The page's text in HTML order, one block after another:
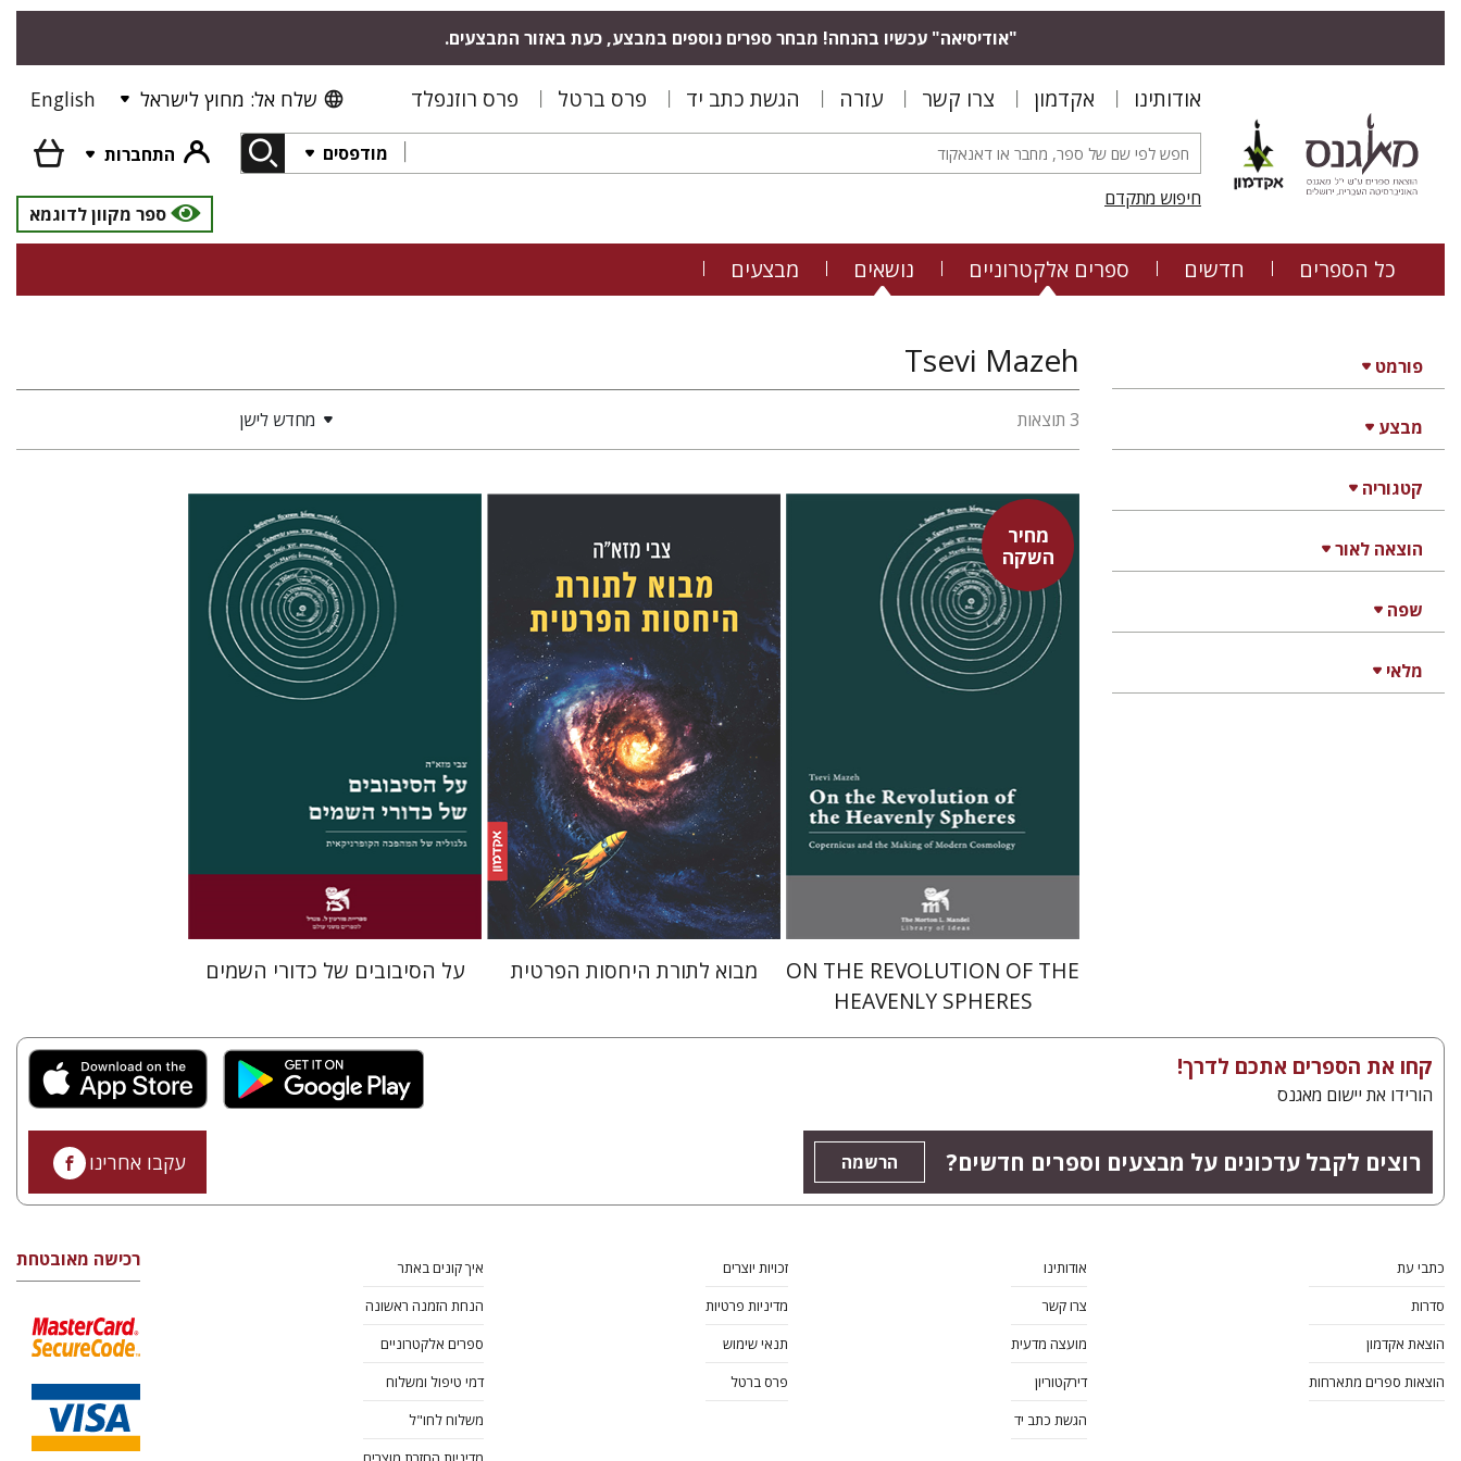
"אודיסיאה" עכשיו בהנחה! מבחר ספרים נוספים במבצע, כעת באזור המבצעים.
אודותינו אקדמון צרו קשר עזרה הגשת כתב יד פרס ברטל פרס רוזנפלד שלח אל: מחוץ לישראל English
מודפסים
התחברות
חיפוש מתקדם
ספר מקוון לדוגמא
כל הספרים חדשים ספרים אלקטרוניים נושאים מבצעים
פורמט
מבצע
קטגוריה
הוצאה לאור
שפה
מלאי
Tsevi Mazeh
3 תוצאות מחדש לישן
מחיר
השקה
צבי מזא"ה
אלישבע הרשלר
מחיר השקה
ON THE REVOLUTION OF THE
HEAVENLY SPHERES
צבי מזא"ה
הנחת אתר ספר מודפס
$35
$32
מבוא לתורת היחסות הפרטית
צבי מזא"ה
הנחת אתר ספר מודפס
על הסיבובים של כדורי השמים
קחו את הספרים אתכם לדרך!
הורידו את יישום מאגנס
רוצים לקבל עדכונים על מבצעים וספרים חדשים? הרשמה עקבו אחרינו
כתבי עת
סדרות
הוצאת אקדמון
הוצאות ספרים מתארחות
אודותינו
צרו קשר
מועצה מדעית
דירקטוריון
הגשת כתב יד
זכויות יוצרים
מדיניות פרטיות
תנאי שימוש
פרס ברטל
איך קונים באתר
הנחת הזמנה ראשונה
ספרים אלקטרוניים
דמי טיפול ומשלוח
משלוח לחו"ל
רכישה מאובטחת